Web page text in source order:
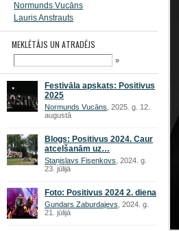
Normunds Vucāns
Lauris Anstrauts
MEKLĒTĀJS UN ATRADĒJS
»
Festivāla apskats: Positivus
2025
Normunds Vucāns , 2025. g. 12.
augustā
Blogs: Positivus 2024. Caur
atcelšanām uz…
Staņislavs Fisenkovs , 2024. g.
23. jūlijā
Foto: Positivus 2024 2. diena
Gundars Zaburdajevs , 2024. g.
21. jūlijā